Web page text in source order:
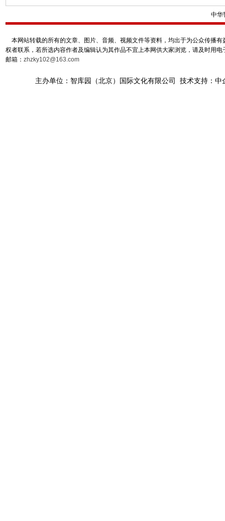
中华
本网站转载的所有的文章、图片、音频、视频文件等资料，均出于为公众传播
权者联系，若所选内容作者及编辑认为其作品不宜上本网供大家浏览，请及时用
邮箱： zhzky102@163.com
主办单位：智库园（北京）国际文化有限公司 技术支持：